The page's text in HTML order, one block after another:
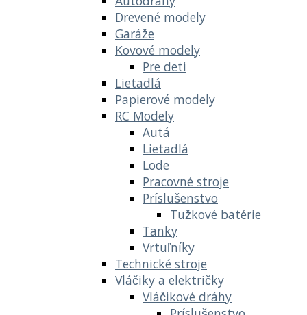
Drevené modely
Garáže
Kovové modely
Pre deti
Lietadlá
Papierové modely
RC Modely
Autá
Lietadlá
Lode
Pracovné stroje
Príslušenstvo
Tužkové batérie
Tanky
Vrtuľníky
Technické stroje
Vláčiky a električky
Vláčikové dráhy